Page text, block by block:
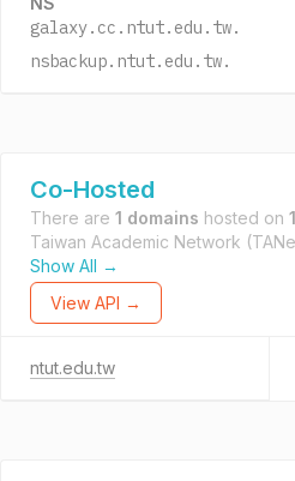
galaxy.cc.ntut.edu.tw.
nsbackup.ntut.edu.tw.
Co-Hosted
There are 1 domains hosted on
Taiwan Academic Network
Show All →
View API →
ntut.edu.tw